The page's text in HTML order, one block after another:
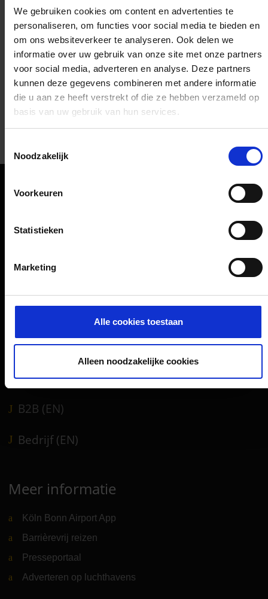
We gebruiken cookies om content en advertenties te
personaliseren, om functies voor social media te bieden en
om ons websiteverkeer te analyseren. Ook delen we
informatie over uw gebruik van onze site met onze partners
voor social media, adverteren en analyse. Deze partners
kunnen deze gegevens combineren met andere informatie
die u aan ze heeft verstrekt of die ze hebben verzameld op
basis van uw gebruik van hun services.
Noodzakelijk
Voorkeuren
Statistieken
Marketing
Alle cookies toestaan
Alleen noodzakelijke cookies
Coffee Fellows
Oriëntatie
Passagiers
Vervoer
Reisvoorbereiding
Winkels, restaurants en diensten
Luchthavennieuws
Service & Contact
B2B (EN)
Bedrijf (EN)
Meer informatie
Köln Bonn Airport App
Barrièrevrij reizen
Presseportaal
Adverteren op luchthavens